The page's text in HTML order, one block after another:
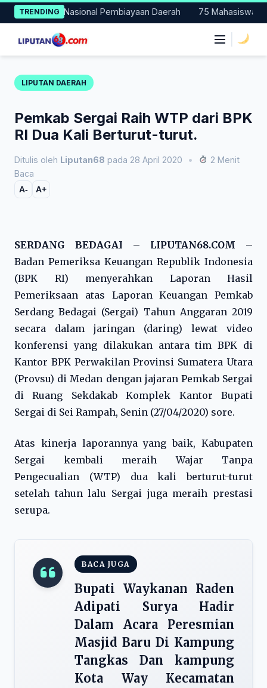
Skip
to
content
TRENDING
Nasional Pembiayaan Daerah 75 Mahasiswa Fakultas
LIPUTAN DAERAH
Pemkab Sergai Raih WTP dari BPK
RI Dua Kali Berturut-turut.
Ditulis oleh Liputan68 pada 28 April 2020 •
2 Menit
Baca
A- A+
SERDANG BEDAGAI – LIPUTAN68.COM –
Badan Pemeriksa Keuangan Republik Indonesia
(BPK RI) menyerahkan Laporan Hasil
Pemeriksaan atas Laporan Keuangan Pemkab
Serdang Bedagai (Sergai) Tahun Anggaran 2019
secara dalam jaringan (daring) lewat video
konferensi yang dilakukan antara tim BPK di
Kantor BPK Perwakilan Provinsi Sumatera Utara
(Provsu) di Medan dengan jajaran Pemkab Sergai
di Ruang Sekdakab Komplek Kantor Bupati
Sergai di Sei Rampah, Senin (27/04/2020) sore.
Atas kinerja laporannya yang baik, Kabupaten
Sergai kembali meraih Wajar Tanpa
Pengecualian (WTP) dua kali berturut-turut
setelah tahun lalu Sergai juga meraih prestasi
serupa.
BACA JUGA
Bupati Waykanan Raden
Adipati Surya Hadir
Dalam Acara Peresmian
Masjid Baru Di Kampung
Tangkas Dan kampung
Kota Way Kecamatan